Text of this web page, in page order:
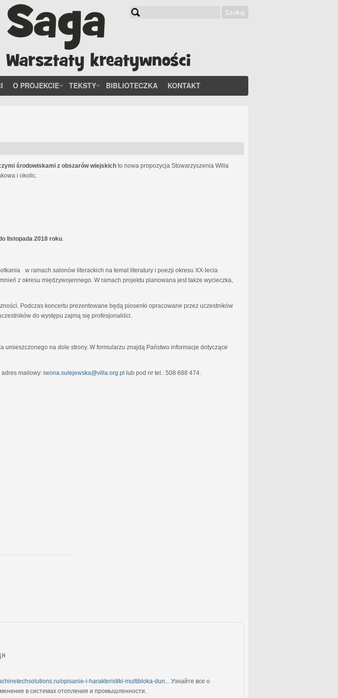
Szukaj
O PROJEKCIE TEKSTY BIBLIOTECZKA KONTAKT
środowiskami z obszarów wiejskich to nowa propozycja Stowarzyszenia Willa
i okolic.
listopada 2018 roku
w ramach salonów literackich na temat literatury i poezji okresu XX-lecia
z okresu międzywojennego. W ramach projektu planowana jest także wycieczka,
Podczas koncertu prezentowane będą piosenki opracowane przez uczestników
do występu zajmą się profesjonaliści.
na dole strony. W formularzu znajdą Państwo informacje dotyczące
mailowy: iwona.sulejewska@villa.org.pl lub pod nr tel.: 508 688 474.
opisanie-i-harakteristiki-multibloka-dun...
Узнайте все о
в системах отопления и промышленности.